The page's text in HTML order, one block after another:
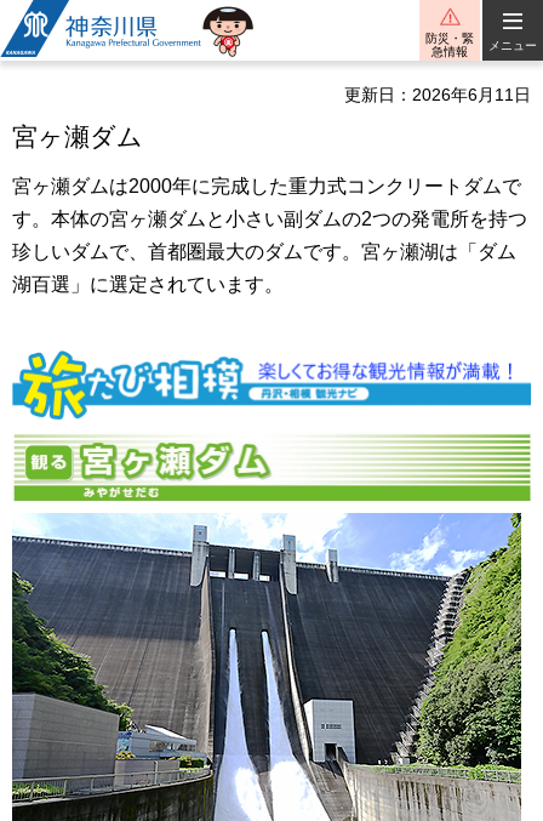
神奈川県
防災・緊
急情報
メニュー
更新日：2026年6月11日
宮ヶ瀬ダム
宮ヶ瀬ダムは2000年に完成した重力式コンクリートダムで
す。本体の宮ヶ瀬ダムと小さい副ダムの2つの発電所を持つ
珍しいダムで、首都圏最大のダムです。宮ヶ瀬湖は「ダム
湖百選」に選定されています。